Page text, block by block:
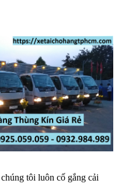
tôi luôn cố gắng cải